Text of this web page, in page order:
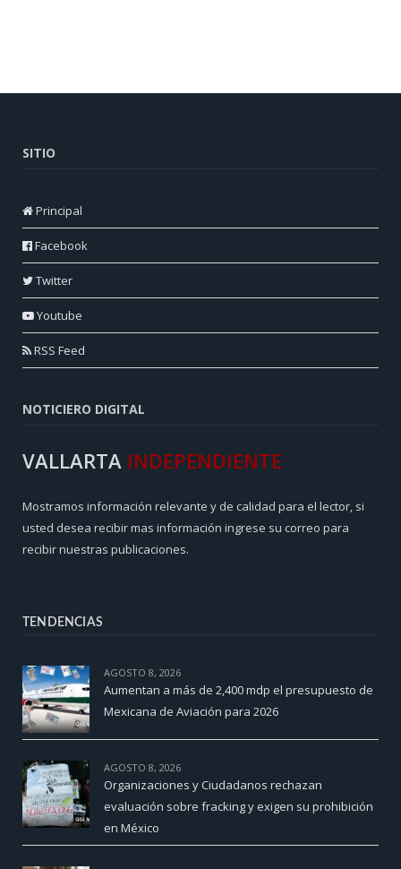
SITIO
Principal
Facebook
Twitter
Youtube
RSS Feed
NOTICIERO DIGITAL
VALLARTA INDEPENDIENTE
Mostramos información relevante y de calidad para el lector, si
usted desea recibir mas información ingrese su correo para
recibir nuestras publicaciones.
TENDENCIAS
AGOSTO 8, 2026
Aumentan a más de 2,400 mdp el presupuesto de
Mexicana de Aviación para 2026
AGOSTO 8, 2026
Organizaciones y Ciudadanos rechazan
evaluación sobre fracking y exigen su prohibición
en México